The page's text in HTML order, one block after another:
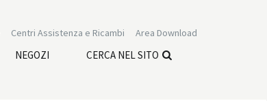
Area Download
Centri Assistenza e Ricambi
NEGOZI
CERCA NEL SITO